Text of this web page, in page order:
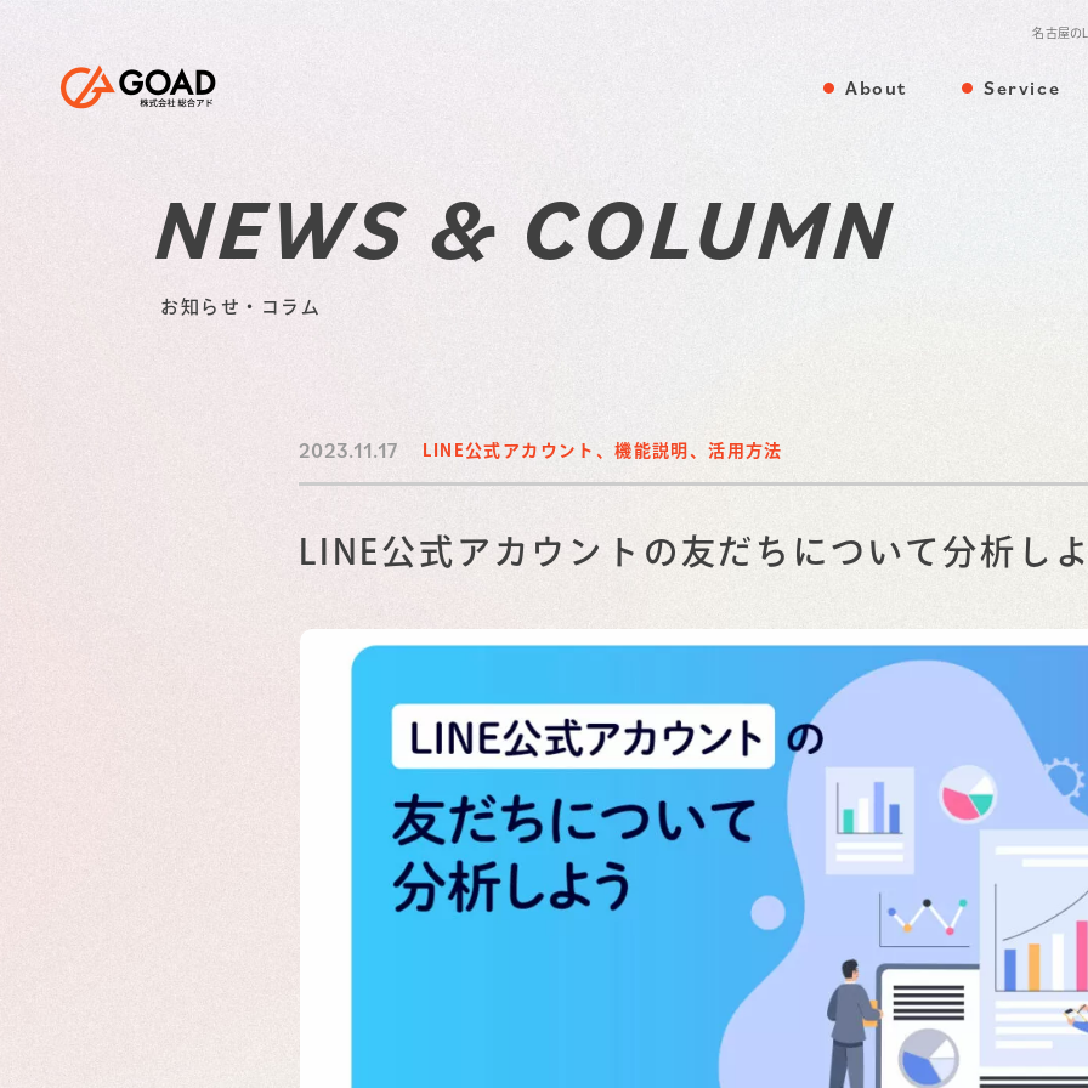
名古屋の
About Service
NEWS & COLUMN
お知らせ・コラム
2023.11.17 LINE公式アカウント、機能説明、活用方法
LINE公式アカウントの友だちについて分析し